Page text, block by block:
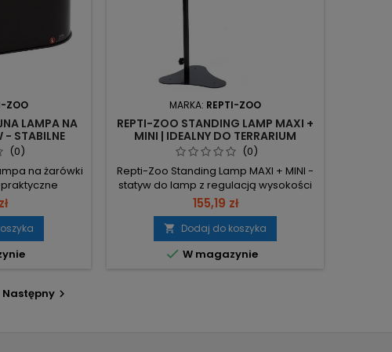
ZOO
LAMPA NA
- STABILNE
(0)
na żarówki
praktyczne
żarówek UV i
położenia
E27, każda do
i włącznik
MARKA: REPTI-ZOO
REPTI-ZOO STANDING LAMP MAXI +
MINI | IDEALNY DO TERRARIUM
(0)
Repti-Zoo Standing Lamp MAXI + MINI -
statyw do lamp z regulacją wysokości
od 44 do 93 cm. Montaż na ciężkiej
stopie lub zacisku‑imadle; w zestawie
jedno ramię MINI (LH003). Maks. 93 cm /
min. 44 cm – precyzyjne ustawienie
wysokości lampy nad terrarium. Pasuje
155,19 zł
 Dodaj do koszyka
 W magazynie
Następny